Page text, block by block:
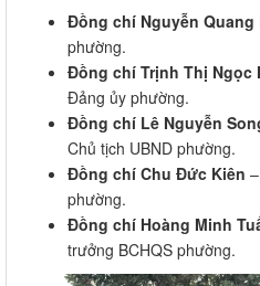
Đồng chí Nguyễn Quang
phường.
Đồng chí Trịnh Thị Ngọc
Đảng ủy phường.
Đồng chí Lê Nguyễn
Chủ tịch UBND phường.
Đồng chí Chu Đức Kiên
phường.
Đồng chí Hoàng Minh
trưởng BCHQS phường.